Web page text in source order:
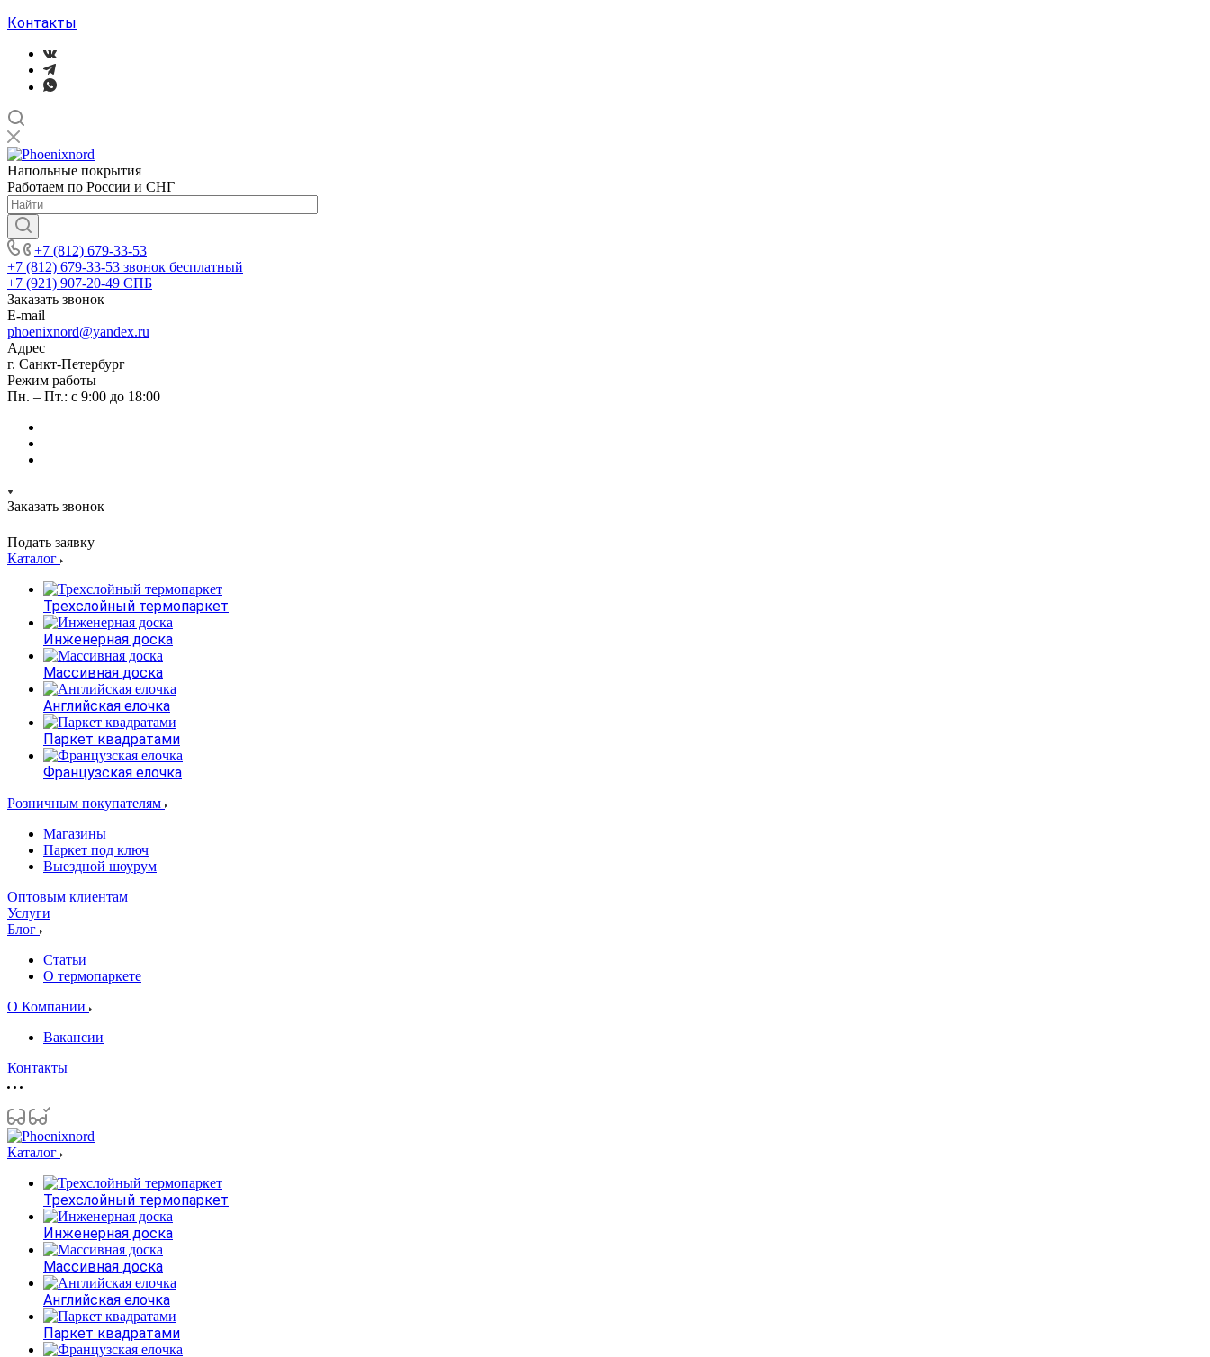
Контакты
Напольные покрытия
Работаем по России и СНГ
+7 (812) 679-33-53
+7 (812) 679-33-53 звонок бесплатный
+7 (921) 907-20-49 СПБ
Заказать звонок
E-mail
phoenixnord@yandex.ru
Адрес
г. Санкт-Петербург
Режим работы
Пн. – Пт.: с 9:00 до 18:00
Заказать звонок
Подать заявку
Каталог
Трехслойный термопаркет
Инженерная доска
Массивная доска
Английская елочка
Паркет квадратами
Французская елочка
Розничным покупателям
Магазины
Паркет под ключ
Выездной шоурум
Оптовым клиентам
Услуги
Блог
Статьи
О термопаркете
О Компании
Вакансии
Контакты
Каталог
Трехслойный термопаркет
Инженерная доска
Массивная доска
Английская елочка
Паркет квадратами